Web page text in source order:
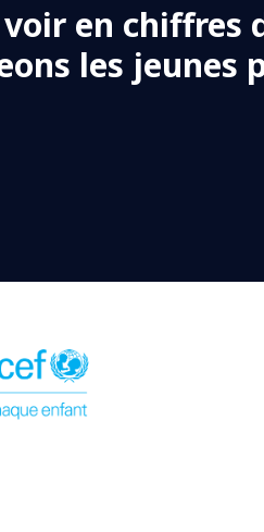
en chiffres
les jeunes